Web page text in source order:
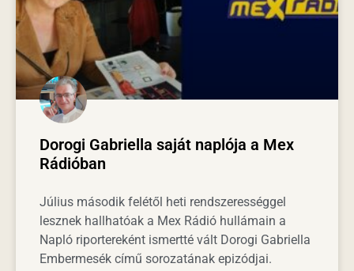
Dorogi Gabriella saját naplója a Mex
Rádióban
Július második felétől heti rendszerességgel
lesznek hallhatóak a Mex Rádió hullámain a
Napló riportereként ismertté vált Dorogi Gabriella
Embermesék című sorozatának epizódjai.